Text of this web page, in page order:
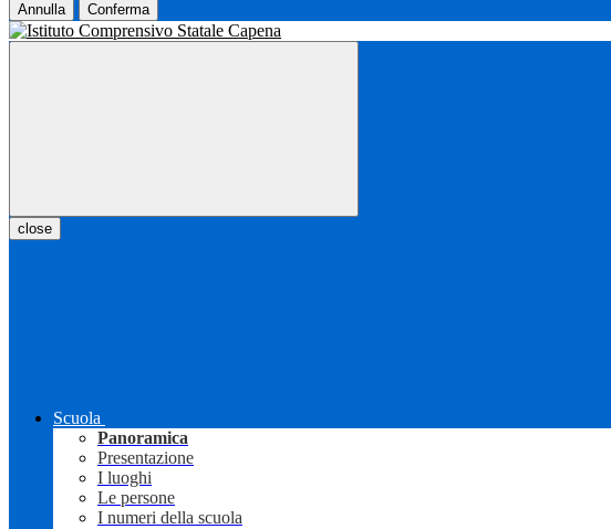
Annulla Conferma
close
Scuola
Panoramica
Presentazione
I luoghi
Le persone
I numeri della scuola